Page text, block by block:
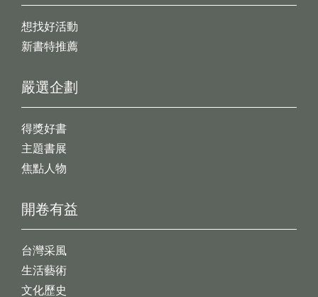
想找好活動
新書特推薦
開卷有益
台灣采風
生活藝術
文化歷史
嚴選企劃
得獎好書
主題書展
焦點人物